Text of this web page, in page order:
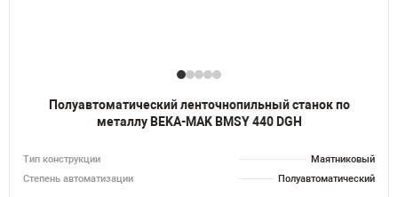
Полуавтоматический ленточнопильный станок по
металлу BEKA-MAK BMSY 440 DGH
Тип конструкции
Маятниковый
Степень автоматизации
Полуавтоматический